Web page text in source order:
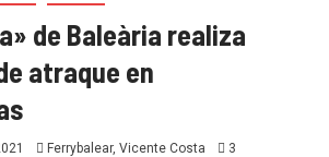
de Baleària realiza
atraque en
Ferrybalear, Vicente Costa 3